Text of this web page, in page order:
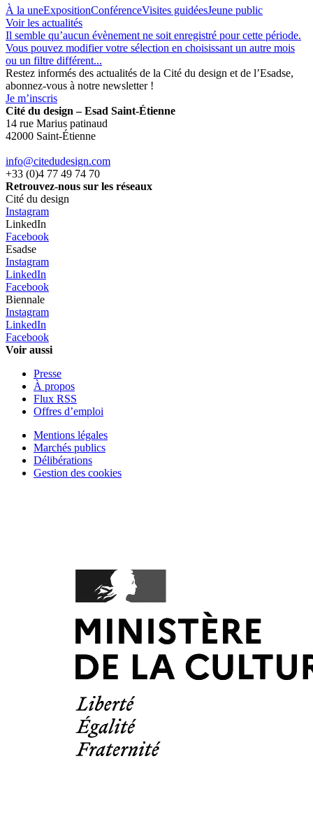
À la uneExpositionConférenceVisites guidéesJeune public
Voir les actualités
Il semble qu’aucun évènement ne soit enregistré pour cette période.
Vous pouvez modifier votre sélection en choisissant un autre mois
ou un filtre différent...
Restez informés des actualités de la Cité du design et de l’Esadse,
abonnez-vous à notre newsletter !
Je m’inscris
Cité du design – Esad Saint-Étienne
14 rue Marius patinaud
42000 Saint-Étienne
info@citedudesign.com
+33 (0)4 77 49 74 70
Retrouvez-nous sur les réseaux
Cité du design
Instagram
LinkedIn
Facebook
Esadse
Instagram
LinkedIn
Facebook
Biennale
Instagram
LinkedIn
Facebook
Voir aussi
Presse
À propos
Flux RSS
Offres d’emploi
Mentions légales
Marchés publics
Délibérations
Gestion des cookies